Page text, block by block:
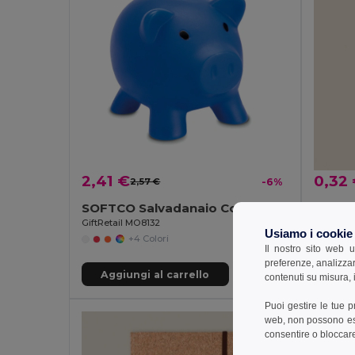
2,41 €2,57 € -6%
GiftRetail MO8132
+4 Colori
Aggiungi al carrello
0,32
Usiamo i cookie
Il nostro sito web
preferenze,
contenuti su misura,
Puoi gestire le tue
web, non possono
consentire o